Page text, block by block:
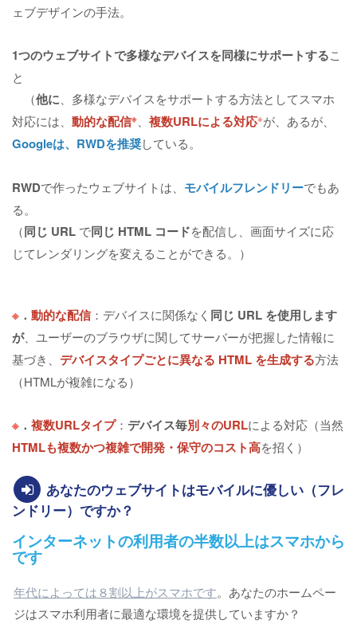
ェブデザインの手法。
1つのウェブサイトで多様なデバイスを同様にサポートするこ
と
（他に、多様なデバイスをサポートする方法としてスマホ
対応には、 動的な配信※、 複数URLによる対応※が、あるが、
Googleは、RWDを推奨している。
RWDで作ったウェブサイトは、 モバイルフレンドリーでもあ
る。
（同じ URL で同じ HTML コードを配信し、画面サイズに応
じてレンダリングを変えることができる。）
※ ． 動的な配信：デバイスに関係なく 同じ URL を使用します
が、ユーザーのブラウザに関してサーバーが把握した情報に
基づき、 デバイスタイプごとに異なる HTML を生成する方法
（HTMLが複雑になる）
※ ． 複数URLタイプ： デバイス毎別々のURLによる対応（当然
HTMLも複数かつ複雑で開発・保守のコスト高を招く）
あなたのウェブサイトはモバイルに優しい（フレ
ンドリー）ですか？
インターネットの利用者の半数以上はスマホから
です
年代によっては８割以上がスマホです。あなたのホームペー
ジはスマホ利用者に最適な環境を提供していますか？